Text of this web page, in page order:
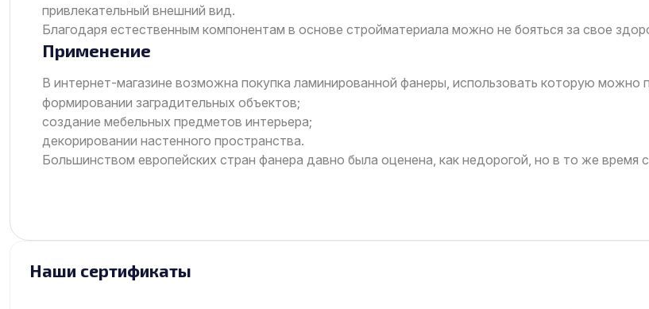
привлекательный внешний вид.
Благодаря естественным компонентам в основе стройматериала можно не бояться за свое
Применение
В интернет-магазине возможна покупка ламинированной фанеры, использовать которую можно
формировании заградительных объектов;
создание мебельных предметов интерьера;
декорировании настенного пространства.
Большинством европейских стран фанера давно была оценена, как недорогой, но в то же время
Наши сертификаты